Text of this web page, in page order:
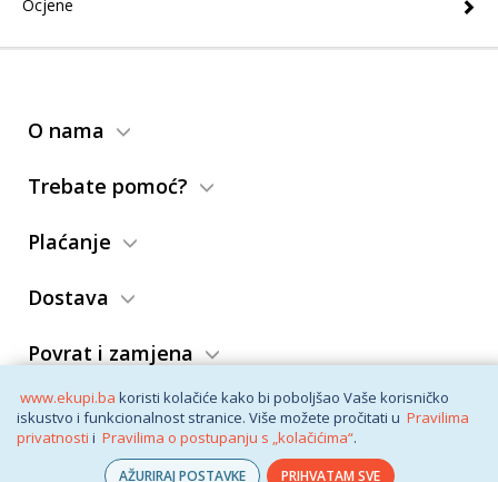
www.ekupi.ba koristi kolačiće kako bi poboljšao Vaše korisničko
iskustvo i funkcionalnost stranice. Više možete pročitati u Pravilima
privatnosti i Pravilima o postupanju s „kolačićima“.
AŽURIRAJ POSTAVKE PRIHVATAM SVE
Ocjene
O nama
Trebate pomoć?
Plaćanje
Dostava
Povrat i zamjena
Opći uslovi